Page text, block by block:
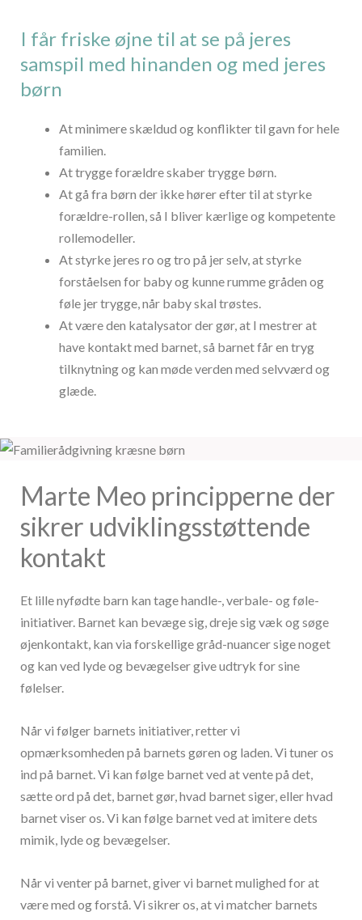
I får friske øjne til at se på jeres
samspil med hinanden og med jeres
børn
At minimere skældud og konflikter til gavn for hele
familien.
At trygge forældre skaber trygge børn.
At gå fra børn der ikke hører efter til at styrke
forældre-rollen, så I bliver kærlige og kompetente
rollemodeller.
At styrke jeres ro og tro på jer selv, at styrke
forståelsen for baby og kunne rumme gråden og
føle jer trygge, når baby skal trøstes.
At være den katalysator der gør, at I mestrer at
have kontakt med barnet, så barnet får en tryg
tilknytning og kan møde verden med selvværd og
glæde.
Marte Meo principperne der
sikrer udviklingsstøttende
kontakt
Et lille nyfødte barn kan tage handle-, verbale- og føle-
initiativer. Barnet kan bevæge sig, dreje sig væk og søge
øjenkontakt, kan via forskellige gråd-nuancer sige noget
og kan ved lyde og bevægelser give udtryk for sine
følelser.
Når vi følger barnets initiativer, retter vi
opmærksomheden på barnets gøren og laden. Vi tuner os
ind på barnet. Vi kan følge barnet ved at vente på det,
sætte ord på det, barnet gør, hvad barnet siger, eller hvad
barnet viser os. Vi kan følge barnet ved at imitere dets
mimik, lyde og bevægelser.
Når vi venter på barnet, giver vi barnet mulighed for at
være med og forstå. Vi sikrer os, at vi matcher barnets